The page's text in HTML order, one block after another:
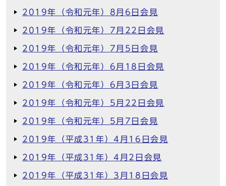
2019年（令和元年）8月6日会見
2019年（令和元年）7月22日会見
2019年（令和元年）7月5日会見
2019年（令和元年）6月18日会見
2019年（令和元年）6月3日会見
2019年（令和元年）5月22日会見
2019年（令和元年）5月7日会見
2019年（平成31年）4月16日会見
2019年（平成31年）4月2日会見
2019年（平成31年）3月18日会見